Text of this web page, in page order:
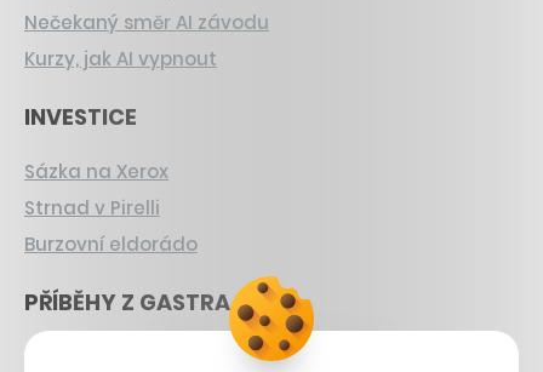
Nečekaný směr AI závodu
Kurzy, jak AI vypnout
INVESTICE
Sázka na Xerox
Strnad v Pirelli
Burzovní eldorádo
PŘÍBĚHY Z GASTRA
Boční projekt, co se zvrtnul